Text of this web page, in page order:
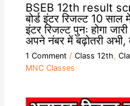
BSEB 12th result
बोर्ड इंटर रिजल्ट 10 साल
इंटर रिजल्ट पुनः होगा
अपने नंबर में बढ़ोतरी अभी,
1 Comment / Class 12th,
MNC Classes